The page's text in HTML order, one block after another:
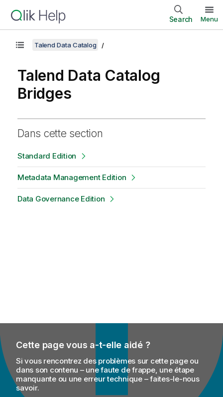
Search Menu
Talend Data Catalog
Talend Data Catalog
Bridges
Dans cette section
Standard Edition
Metadata Management Edition
Data Governance Edition
Cette page vous a-t-elle aidé ?
Si vous rencontrez des problèmes sur cette page ou
dans son contenu – une faute de frappe, une étape
manquante ou une erreur technique – faites-le-nous
savoir.